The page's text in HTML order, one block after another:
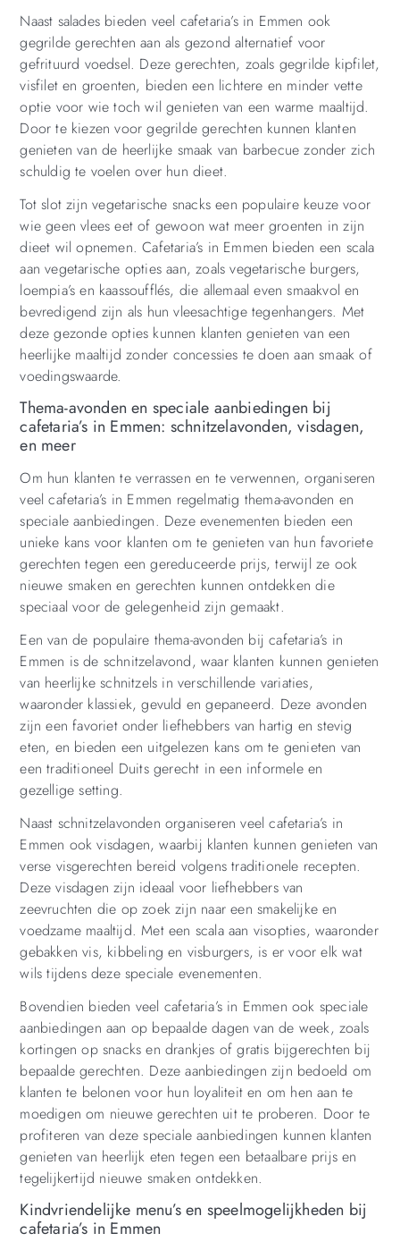
Naast salades bieden veel cafetaria’s in Emmen ook
gegrilde gerechten aan als gezond alternatief voor
gefrituurd voedsel. Deze gerechten, zoals gegrilde kipfilet,
visfilet en groenten, bieden een lichtere en minder vette
optie voor wie toch wil genieten van een warme maaltijd.
Door te kiezen voor gegrilde gerechten kunnen klanten
genieten van de heerlijke smaak van barbecue zonder zich
schuldig te voelen over hun dieet.
Tot slot zijn vegetarische snacks een populaire keuze voor
wie geen vlees eet of gewoon wat meer groenten in zijn
dieet wil opnemen. Cafetaria’s in Emmen bieden een scala
aan vegetarische opties aan, zoals vegetarische burgers,
loempia’s en kaassoufflés, die allemaal even smaakvol en
bevredigend zijn als hun vleesachtige tegenhangers. Met
deze gezonde opties kunnen klanten genieten van een
heerlijke maaltijd zonder concessies te doen aan smaak of
voedingswaarde.
Thema-avonden en speciale aanbiedingen bij
cafetaria’s in Emmen: schnitzelavonden, visdagen,
en meer
Om hun klanten te verrassen en te verwennen, organiseren
veel cafetaria’s in Emmen regelmatig thema-avonden en
speciale aanbiedingen. Deze evenementen bieden een
unieke kans voor klanten om te genieten van hun favoriete
gerechten tegen een gereduceerde prijs, terwijl ze ook
nieuwe smaken en gerechten kunnen ontdekken die
speciaal voor de gelegenheid zijn gemaakt.
Een van de populaire thema-avonden bij cafetaria’s in
Emmen is de schnitzelavond, waar klanten kunnen genieten
van heerlijke schnitzels in verschillende variaties,
waaronder klassiek, gevuld en gepaneerd. Deze avonden
zijn een favoriet onder liefhebbers van hartig en stevig
eten, en bieden een uitgelezen kans om te genieten van
een traditioneel Duits gerecht in een informele en
gezellige setting.
Naast schnitzelavonden organiseren veel cafetaria’s in
Emmen ook visdagen, waarbij klanten kunnen genieten van
verse visgerechten bereid volgens traditionele recepten.
Deze visdagen zijn ideaal voor liefhebbers van
zeevruchten die op zoek zijn naar een smakelijke en
voedzame maaltijd. Met een scala aan visopties, waaronder
gebakken vis, kibbeling en visburgers, is er voor elk wat
wils tijdens deze speciale evenementen.
Bovendien bieden veel cafetaria’s in Emmen ook speciale
aanbiedingen aan op bepaalde dagen van de week, zoals
kortingen op snacks en drankjes of gratis bijgerechten bij
bepaalde gerechten. Deze aanbiedingen zijn bedoeld om
klanten te belonen voor hun loyaliteit en om hen aan te
moedigen om nieuwe gerechten uit te proberen. Door te
profiteren van deze speciale aanbiedingen kunnen klanten
genieten van heerlijk eten tegen een betaalbare prijs en
tegelijkertijd nieuwe smaken ontdekken.
Kindvriendelijke menu’s en speelmogelijkheden bij
cafetaria’s in Emmen